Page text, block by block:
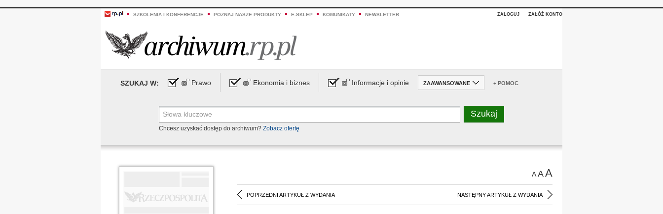
SZKOLENIA I KONFERENCJE POZNAJ NASZE PRODUKTY E-SKLEP KOMUNIKATY NEWSLETTER ZALOGUJ ZAŁÓŻ KONTO
SZUKAJ W: Prawo Ekonomia i biznes Informacje i opinie ZAAWANSOWANE + POMOC
Chcesz uzyskać dostęp do archiwum? Zobacz ofertę
AAA
POPRZEDNI ARTYKUŁ Z WYDANIA NASTĘPNY ARTYKUŁ Z WYDANIA